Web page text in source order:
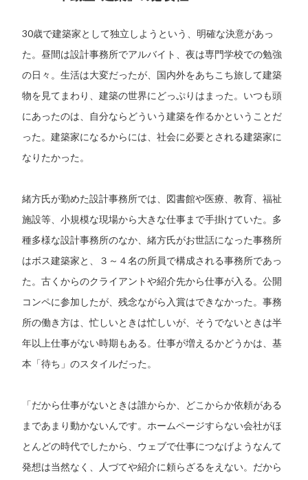
30歳で建築家として独立しようという、明確な決意があっ
た。昼間は設計事務所でアルバイト、夜は専門学校での勉強
の日々。生活は大変だったが、国内外をあちこち旅して建築
物を見てまわり、建築の世界にどっぷりはまった。いつも頭
にあったのは、自分ならどういう建築を作るかということだ
った。建築家になるからには、社会に必要とされる建築家に
なりたかった。
緒方氏が勤めた設計事務所では、図書館や医療、教育、福祉
施設等、小規模な現場から大きな仕事まで手掛けていた。多
種多様な設計事務所のなか、緒方氏がお世話になった事務所
はボス建築家と、３～４名の所員で構成される事務所であっ
た。古くからのクライアントや紹介先から仕事が入る。公開
コンペに参加したが、残念ながら入賞はできなかった。事務
所の働き方は、忙しいときは忙しいが、そうでないときは半
年以上仕事がない時期もある。仕事が増えるかどうかは、基
本「待ち」のスタイルだった。
「だから仕事がないときは誰からか、どこからか依頼がある
まであまり動かないんです。ホームページすらない会社がほ
とんどの時代でしたから、ウェブで仕事につなげようなんて
発想は当然なく、人づてや紹介に頼らざるをえない。だから